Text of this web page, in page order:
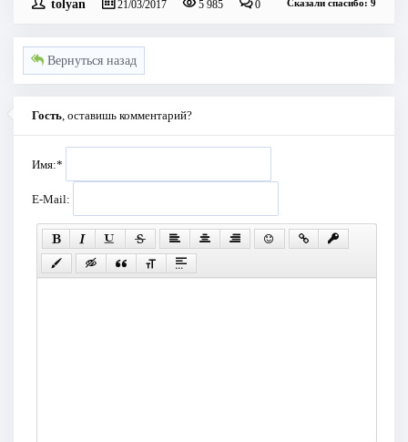
tolyan 21/03/2017 5 985 0 Сказали спасибо: 9
Вернуться назад
Гость, оставишь комментарий?
Имя:*
E-Mail: